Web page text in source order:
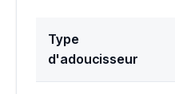
Type
d'adoucisseur